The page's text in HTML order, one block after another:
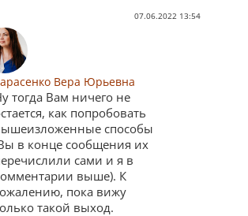
07.06.2022 13:54
Вера Юрьевна
тогда Вам ничего не
как попробовать
способы
в конце сообщения их
сами и я в
выше). К
пока вижу
такой выход.